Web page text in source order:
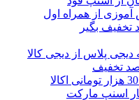
از همراه اول
بگیر
اسنپ مارکت